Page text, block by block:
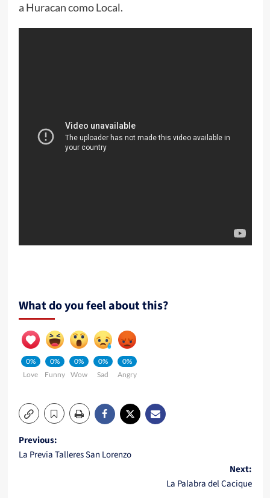
a Huracan como Local.
What do you feel about this?
0%
Love
0%
Funny
0%
Wow
0%
Sad
0%
Angry
Post
Previous:
La Previa Talleres San Lorenzo
Next:
La Palabra del Cacique